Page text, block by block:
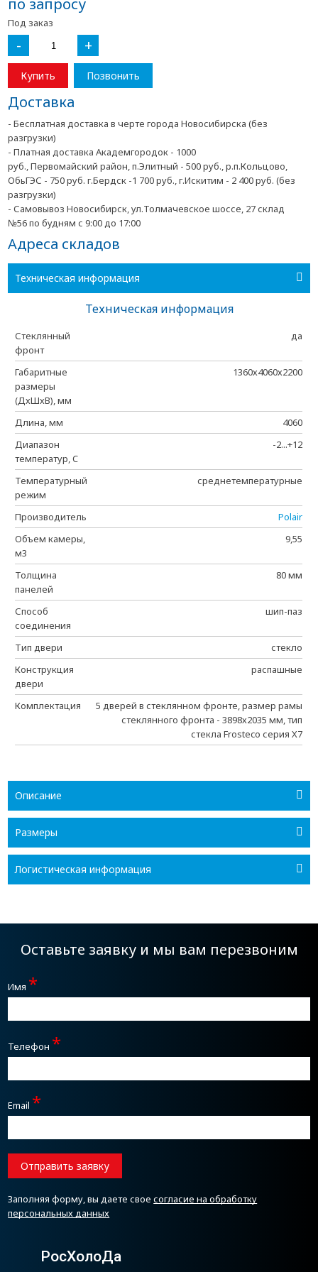
по запросу
Под заказ
- +
Купить Позвонить
Доставка
- Бесплатная доставка в черте города Новосибирска (без
разгрузки)
- Платная доставка Академгородок - 1000
руб., Первомайский район, п.Элитный - 500 руб., р.п.Кольцово,
ОбьГЭС - 750 руб. г.Бердск -1 700 руб., г.Искитим - 2 400 руб. (без
разгрузки)
- Самовывоз Новосибирск, ул.Толмачевское шоссе, 27 склад
№56 по будням с 9:00 до 17:00
Адреса складов
Техническая информация
Техническая информация
Стеклянный
фронт
да
Габаритные
размеры
(ДхШхВ), мм
1360х4060х2200
Длина, мм
4060
Диапазон
температур, C
-2...+12
Температурный
режим
среднетемпературные
Производитель
Polair
Объем камеры,
м3
9,55
Толщина
панелей
80 мм
Способ
соединения
шип-паз
Тип двери
стекло
Конструкция
двери
распашные
Комплектация
5 дверей в стеклянном фронте, размер рамы
стеклянного фронта - 3898х2035 мм, тип
стекла Frosteco серия X7
Описание
Размеры
Логистическая информация
Оставьте заявку и мы вам перезвоним
Имя *
Телефон *
Email *
Отправить заявку
Заполняя форму, вы даете своесогласие на обработку
персональных данных
РосХолоДа